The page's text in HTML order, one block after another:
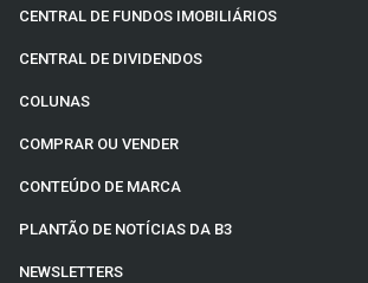
CENTRAL DE FUNDOS IMOBILIÁRIOS
CENTRAL DE DIVIDENDOS
COLUNAS
COMPRAR OU VENDER
CONTEÚDO DE MARCA
PLANTÃO DE NOTÍCIAS DA B3
NEWSLETTERS